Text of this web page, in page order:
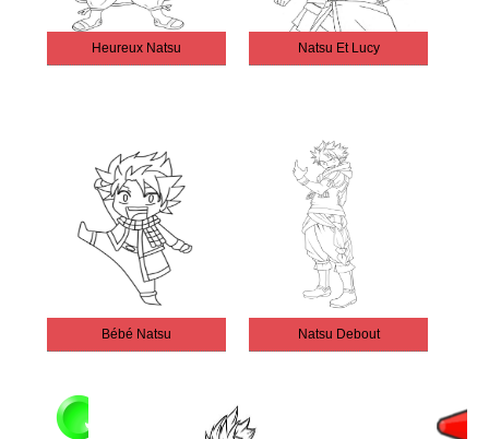
Heureux Natsu Natsu Et Lucy
Bébé Natsu Natsu Debout